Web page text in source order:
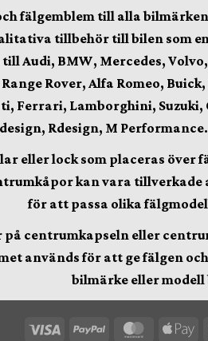
fälgemblem till alla
tillbehör till bilen som
Audi, BMW, Mercedes,
Rover, Alfa Romeo,
Ferrari, Lamborghini,
Rdesign, M
eller lock som placeras
kan vara
för att passa olika
centrumkapseln eller
används för att ge fälgen
bilmärke eller
Visa PayPal